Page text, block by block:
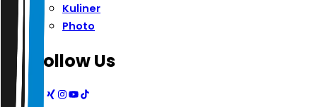
Kuliner
Photo
Follow Us